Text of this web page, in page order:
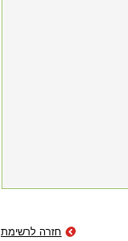
חזרה לרשימת